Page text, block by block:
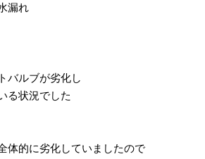
漏れ
バルブが劣化し
る状況でした
体的に劣化していましたので